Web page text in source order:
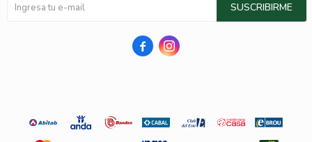
SUSCRIBIRME
 